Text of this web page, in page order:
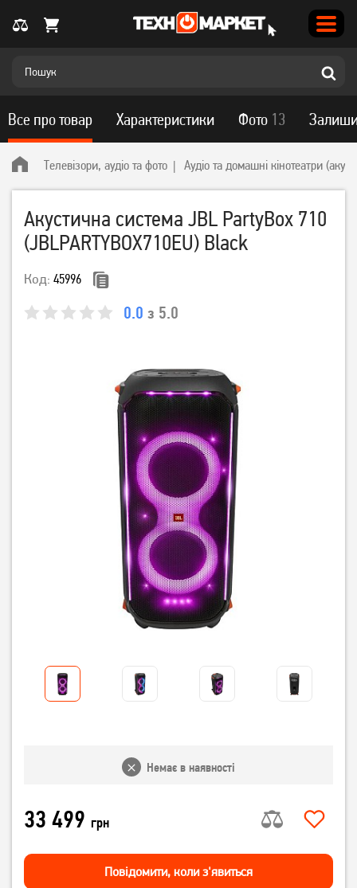
Телевізори, аудіо та фото Аудіо та домашні кінотеатри
Акустична система JBL PartyBox 710
(JBLPARTYBOX710EU) Black
Код: 45996
0.0 з 5.0
Все про товар Характеристики Фото 13
Немає в наявності
33 499 грн
Повiдомити, коли з'явиться